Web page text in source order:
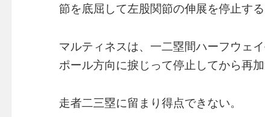
節を底屈して左股関節の伸展を停止す
マルティネスは、一二塁間ハーフウェ
ポール方向に捩じって停止してから再
走者二三塁に留まり得点できない。